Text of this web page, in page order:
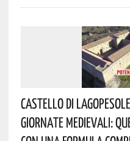
Castello Di
Giornate Medievali: